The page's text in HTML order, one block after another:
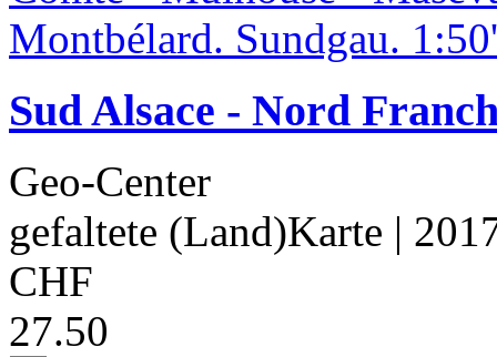
Sud Alsace - Nord
Geo-Center
gefaltete (Land)Karte |
CHF
27.50